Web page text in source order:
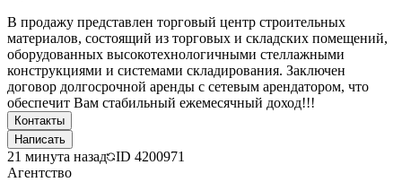
В продажу представлен торговый центр строительных
материалов, состоящий из торговых и складских помещений,
оборудованных высокотехнологичными стеллажными
конструкциями и системами складирования. Заключен
договор долгосрочной аренды с сетевым арендатором, что
обеспечит Вам стабильный ежемесячный доход!!!
Контакты
Написать
21 минута назад ID 4200971
Агентство